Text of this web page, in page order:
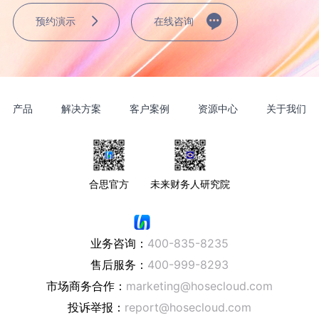
预约演示 在线咨询
产品 解决方案 客户案例 资源中心 关于我们
合思官方 未来财务人研究院
业务咨询： 400-835-8235
售后服务： 400-999-8293
市场商务合作： marketing@hosecloud.com
投诉举报： report@hosecloud.com